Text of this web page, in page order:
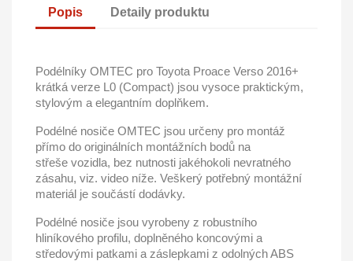
Popis Detaily produktu
Podélníky OMTEC pro Toyota Proace Verso 2016+
krátká verze L0 (Compact) jsou vysoce praktickým,
stylovým a elegantním doplňkem.
Podélné nosiče OMTEC jsou určeny pro montáž
přímo do originálních montážních bodů na
střeše vozidla, bez nutnosti jakéhokoli nevratného
zásahu, viz. video níže. Veškerý potřebný montážní
materiál je součástí dodávky.
Podélné nosiče jsou vyrobeny z robustního
hliníkového profilu, doplněného koncovými a
středovými patkami a záslepkami z odolných ABS